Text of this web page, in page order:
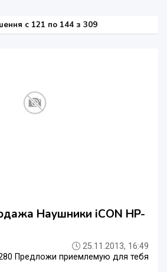
c 121 по 144 з 309
Наушники iCON HP-
25.11.2013, 16:49
Предложи приемлемую для тебя